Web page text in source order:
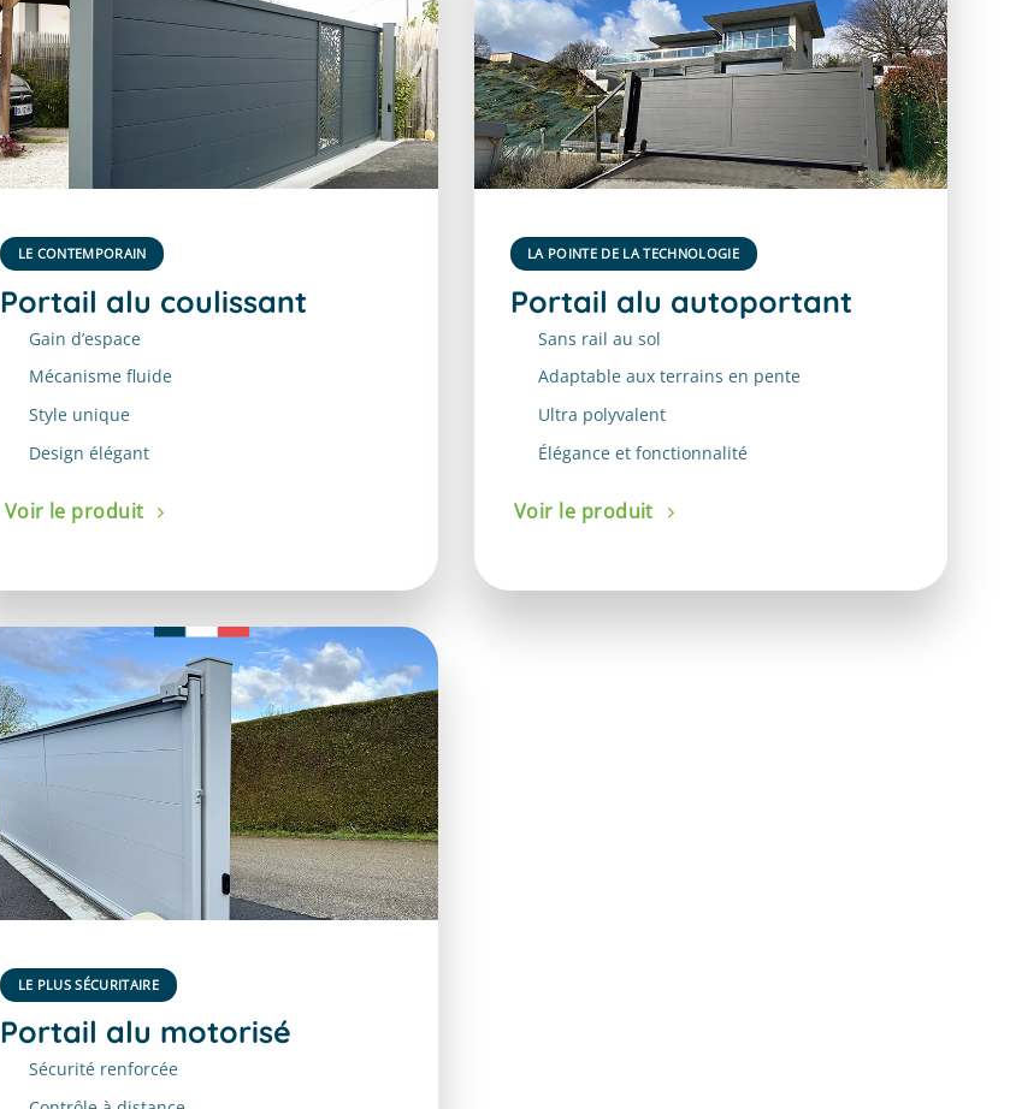
LE CONTEMPORAIN
Portail alu coulissant
Gain d’espace
Mécanisme fluide
Style unique
Design élégant
Voir le produit
LA POINTE DE LA TECHNOLOGIE
Portail alu autoportant
Sans rail au sol
Adaptable aux terrains en pente
Ultra polyvalent
Élégance et fonctionnalité
Voir le produit
LE PLUS SÉCURITAIRE
Portail alu motorisé
Sécurité renforcée